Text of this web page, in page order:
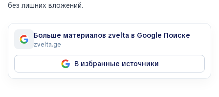
без лишних вложений.
Больше материалов zvelta в Google Поиске
zvelta.ge
В избранные источники